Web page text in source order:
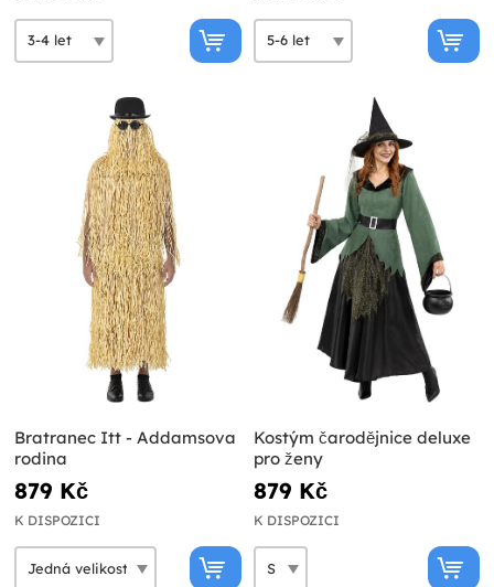
Bratranec Itt - Addamsova
rodina
879 Kč
K DISPOZICI
Kostým čarodějnice deluxe
pro ženy
879 Kč
K DISPOZICI